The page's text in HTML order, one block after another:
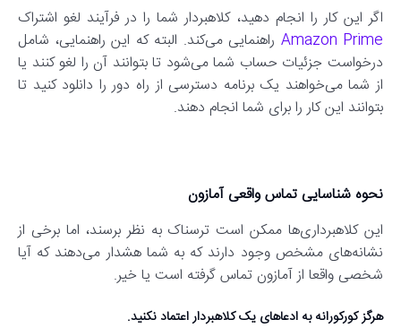
اگر این کار را انجام دهید، کلاهبردار شما را در فرآیند لغو اشتراک
Amazon Prime راهنمایی می‌کند. البته که این راهنمایی، شامل
درخواست جزئیات حساب شما می‌شود تا بتوانند آن را لغو کنند یا
از شما می‌خواهند یک برنامه دسترسی از راه دور را دانلود کنید تا
بتوانند این کار را برای شما انجام دهند.
نحوه شناسایی تماس واقعی آمازون
این کلاهبرداری‌ها ممکن است ترسناک به نظر برسند، اما برخی از
نشانه‌های مشخص وجود دارند که به شما هشدار می‌دهند که آیا
شخصی واقعا از آمازون تماس گرفته است یا خیر.
هرگز کورکورانه به ادعاهای یک کلاهبردار اعتماد نکنید.